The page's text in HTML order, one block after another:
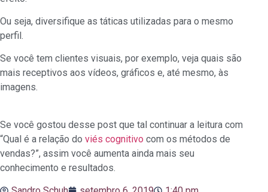
Ou seja, diversifique as táticas utilizadas para o mesmo
perfil.
Se você tem clientes visuais, por exemplo, veja quais são
mais receptivos aos vídeos, gráficos e, até mesmo, às
imagens.
Se você gostou desse post que tal continuar a leitura com
“Qual é a relação do viés cognitivo com os métodos de
vendas?”, assim você aumenta ainda mais seu
conhecimento e resultados.